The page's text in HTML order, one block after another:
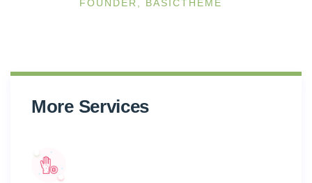
FOUNDER, BASICTHEME
More Services